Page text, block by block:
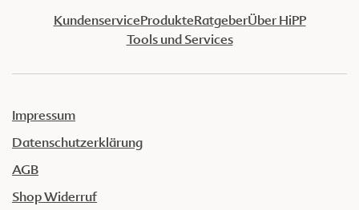
KundenserviceProdukteRatgeberÜber HiPP
Tools und Services
Impressum
Datenschutzerklärung
AGB
Shop Widerruf